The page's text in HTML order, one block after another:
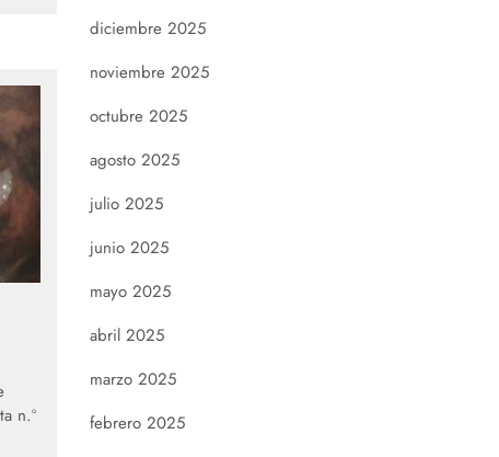
n.º
diciembre 2025
noviembre 2025
octubre 2025
agosto 2025
julio 2025
junio 2025
mayo 2025
abril 2025
marzo 2025
febrero 2025